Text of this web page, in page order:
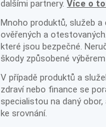
dalšími partnery.Více o
Mnoho produktů, služeb a
ověřených a
které jsou bezpečné.
škody způsobené
V případě produktů a
zdraví nebo finance se
specialistou na daný
ke srovnání.